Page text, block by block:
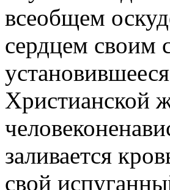
всеобщем
сердцем своим
Христианской
заливается
свой